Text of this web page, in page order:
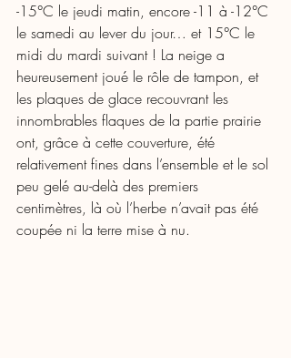
-15°C le jeudi matin, encore -11 à -12°C
le samedi au lever du jour… et 15°C le
midi du mardi suivant ! La neige a
heureusement joué le rôle de tampon, et
les plaques de glace recouvrant les
innombrables flaques de la partie prairie
ont, grâce à cette couverture, été
relativement fines dans l’ensemble et le sol
peu gelé au-delà des premiers
centimètres, là où l’herbe n’avait pas été
coupée ni la terre mise à nu.